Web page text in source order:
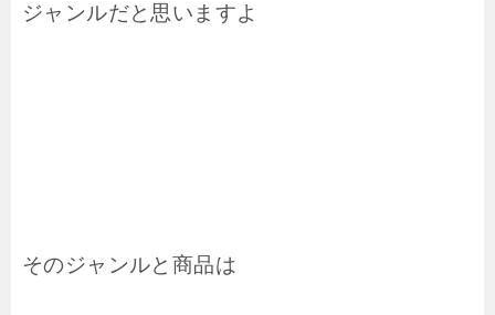
ジャンルだと思いますよ
そのジャンルと商品は